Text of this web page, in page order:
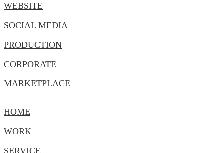
WEBSITE
SOCIAL MEDIA
PRODUCTION
CORPORATE
MARKETPLACE
HOME
WORK
SERVICE